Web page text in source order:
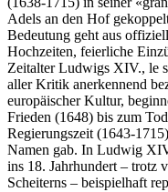
Adels an den Hof
Bedeutung geht aus
Hochzeiten, feierliche
Zeitalter Ludwigs XIV., le
aller Kritik anerkennend
europäischer Kultur,
Frieden (1648) bis zum
Regierungszeit (1643-
Namen gab. In Ludwig
ins 18. Jahrhundert – trotz
Scheiterns – beispielhaft